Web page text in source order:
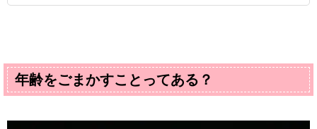
年齢をごまかすことってある？